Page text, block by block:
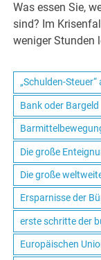
Was essen Sie,
sind? Im
weniger Stunden
„Schulden-
Bank oder Bargeld
Die große
Die große
Ersparnisse der
erste schritte der
Europäischen